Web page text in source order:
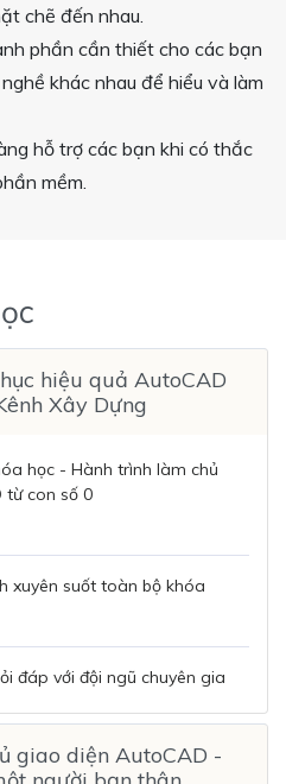
chẽ đến nhau.
phần cần thiết cho các bạn
khác nhau để hiểu và làm
hỗ trợ các bạn khi có thắc
mềm.
hiệu quả AutoCAD
Xây Dựng
học - Hành trình làm chủ
từ con số 0
xuyên suốt toàn bộ khóa
đáp với đội ngũ chuyên gia
giao diện AutoCAD -